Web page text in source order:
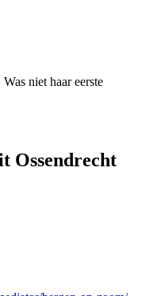
niet haar eerste
Ossendrecht